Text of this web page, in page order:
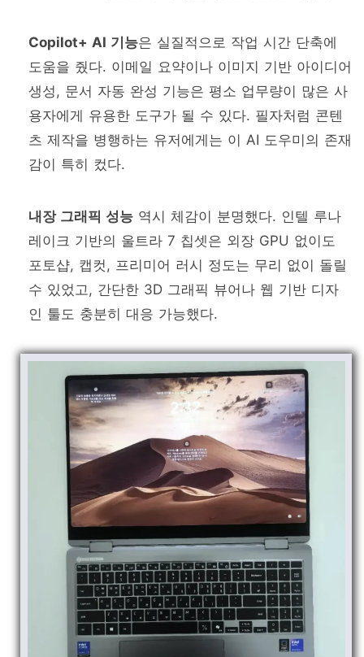
Copilot+ AI 기능은 실질적으로 작업 시간 단축에
도움을 줬다. 이메일 요약이나 이미지 기반 아이디어
생성, 문서 자동 완성 기능은 평소 업무량이 많은 사
용자에게 유용한 도구가 될 수 있다. 필자처럼 콘텐
츠 제작을 병행하는 유저에게는 이 AI 도우미의 존재
감이 특히 컸다.
내장 그래픽 성능 역시 체감이 분명했다. 인텔 루나
레이크 기반의 울트라 7 칩셋은 외장 GPU 없이도
포토샵, 캡컷, 프리미어 러시 정도는 무리 없이 돌릴
수 있었고, 간단한 3D 그래픽 뷰어나 웹 기반 디자
인 툴도 충분히 대응 가능했다.